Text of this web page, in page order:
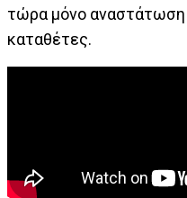
τώρα μόνο αναστάτωση
καταθέτες.